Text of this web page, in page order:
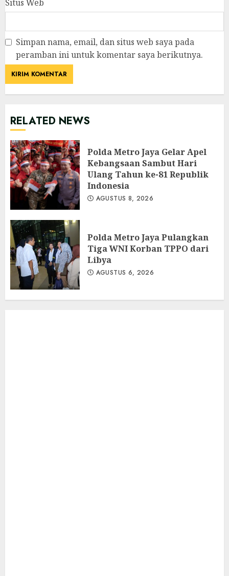
Situs Web
Simpan nama, email, dan situs web saya pada
peramban ini untuk komentar saya berikutnya.
RELATED NEWS
Polda Metro Jaya Gelar Apel
Kebangsaan Sambut Hari
Ulang Tahun ke-81 Republik
Indonesia
AGUSTUS 8, 2026
Polda Metro Jaya Pulangkan
Tiga WNI Korban TPPO dari
Libya
AGUSTUS 6, 2026